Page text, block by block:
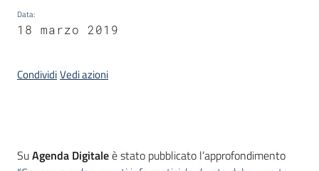
Data:
18 marzo 2019
CondividiVedi azioni
Introduzione
SuAgenda Digitaleè stato pubblicato l’approfondimento